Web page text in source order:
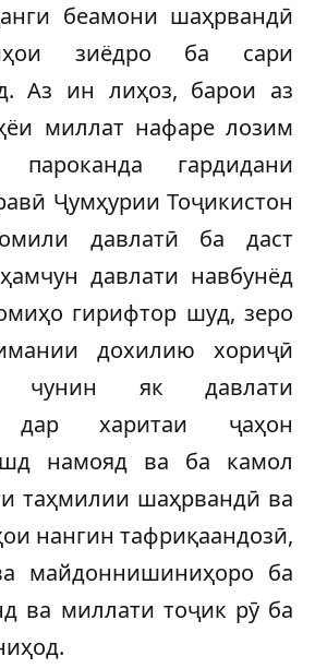
беамони шаҳрвандӣ
зиёдро ба сари
Аз ин лиҳоз, барои аз
миллат нафаре лозим
гардидани
Ҷумҳурии Тоҷикистон
давлатӣ ба даст
давлати навбунёд
гирифтор шуд, зеро
дохилию хориҷӣ
чунин як давлати
дар харитаи ҷаҳон
намояд ва ба камол
таҳмилии шаҳрвандӣ ва
нангин тафриқаандозӣ,
майдоннишиниҳоро ба
ва миллати тоҷик рӯ ба